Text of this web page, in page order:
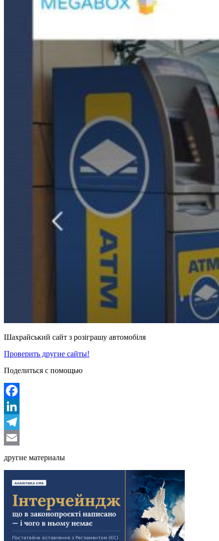
Шахрайський сайт з розіграшу автомобіля
Проверить другие сайты!
Поделиться с помощью
Facebook
LinkedIn
Telegram
другие материалы